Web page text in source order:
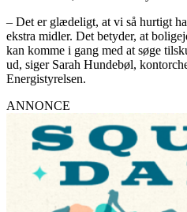
– Det er glædeligt, at vi så hurtigt
ekstra midler. Det betyder, at
kan komme i gang med at søge
ud, siger Sarah Hundebøl,
Energistyrelsen.
ANNONCE